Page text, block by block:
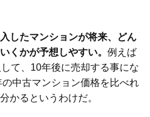
ークス
和田町6丁目
分）、八王子駅（18分）
万円
万円/㎡)
したマンションが将来、どん
くかが予想しやすい。 例えば
て、10年後に売却する事にな
中古マンション価格を比べれ
かるというわけだ。